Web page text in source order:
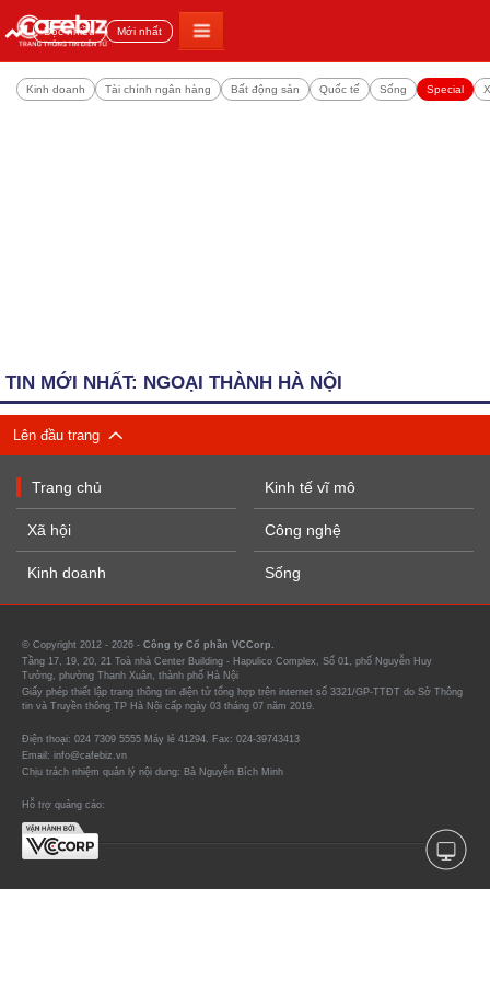
Đọc nhiều Mới nhất
Kinh doanh Tài chính ngân hàng Bất động sản Quốc tế Sống Special
TIN MỚI NHẤT: NGOẠI THÀNH HÀ NỘI
Lên đầu trang
Trang chủ
Xã hội
Kinh doanh
Kinh tế vĩ mô
Công nghệ
Sống
© Copyright 2012 - 2026 - Công ty Cổ phần VCCorp.
Tầng 17, 19, 20, 21 Toà nhà Center Building - Hapulico Complex, Số 01, phố Nguyễn Huy
Tưởng, phường Thanh Xuân, thành phố Hà Nội
Giấy phép thiết lập trang thông tin điện tử tổng hợp trên internet số 3321/GP-TTĐT do Sở Thông
tin và Truyền thông TP Hà Nội cấp ngày 03 tháng 07 năm 2019.
Điện thoại: 024 7309 5555 Máy lẻ 41294. Fax: 024-39743413
Email: info@cafebiz.vn
Chịu trách nhiệm quản lý nội dung: Bà Nguyễn Bích Minh
Hỗ trợ quảng cáo: